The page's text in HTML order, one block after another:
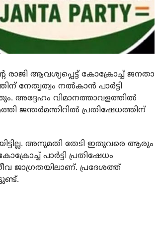
രാജി ആവശ്യപ്പെട്ട് കോക്രോച്ച് ജനതാ
നേതൃത്വം നല്‍കാന്‍ പാര്‍ട്ടി
അദ്ദേഹം വിമാനത്താവളത്തില്‍
ജന്തര്‍മന്തിറില്‍ പ്രതിഷേധത്തിന്
അനുമതി തേടി ഇതുവരെ ആരും
പാര്‍ട്ടി പ്രതിഷേധം
ജാഗ്രതയിലാണ്. പ്രദേശത്ത്